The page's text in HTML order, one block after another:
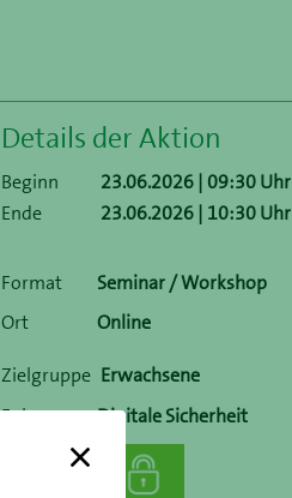
Details der Aktion
Beginn
23.06.2026 | 09:30 Uhr
Ende
23.06.2026 | 10:30 Uhr
Format
Seminar / Workshop
Ort
Online
Zielgruppe Erwachsene
Fokus
Digitale Sicherheit